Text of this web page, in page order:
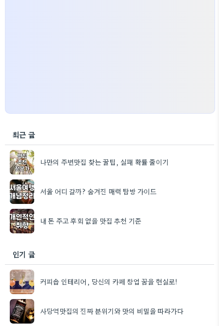
최근 글
나만의 주변맛집 찾는 꿀팁, 실패 확률 줄이기
서울 어디 갈까? 숨겨진 매력 탐방 가이드
내 돈 주고 후회 없을 맛집 추천 기준
인기 글
커피숍 인테리어, 당신의 카페 창업 꿈을 현실로!
사당역맛집의 진짜 분위기와 맛의 비밀을 따라가다